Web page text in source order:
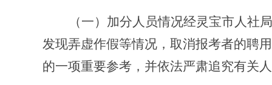
（一）加分人员情况经灵宝市人社局
发现弄虚作假等情况，取消报考者的聘
的一项重要参考，并依法严肃追究有关